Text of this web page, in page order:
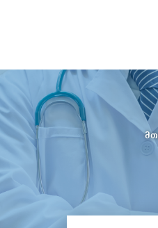
სახელობის